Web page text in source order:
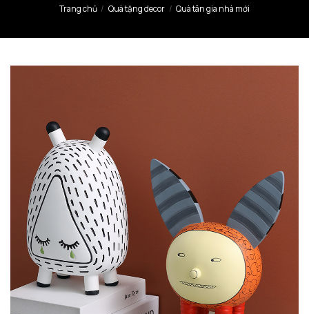
Trang chủ / Quà tặng decor / Quà tân gia nhà mới